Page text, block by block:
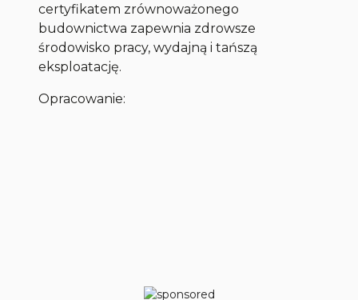
certyfikatem zrównoważonego
budownictwa zapewnia zdrowsze
środowisko pracy, wydajną i tańszą
eksploatację.
Opracowanie: